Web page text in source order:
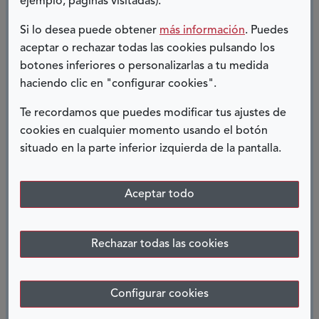
Si lo desea puede obtener más información. Puedes
aceptar o rechazar todas las cookies pulsando los
botones inferiores o personalizarlas a tu medida
haciendo clic en "configurar cookies".
Te recordamos que puedes modificar tus ajustes de
cookies en cualquier momento usando el botón
situado en la parte inferior izquierda de la pantalla.
Aceptar todo
Rechazar todas las cookies
Configurar cookies
COMPARTIR:
Twitter
Facebook
LinkedIn
Telegram
ENTRADAS RELACIONADAS
CAMBIÓ MI VIDA PARA SIEMPRE
24 julio, 2026